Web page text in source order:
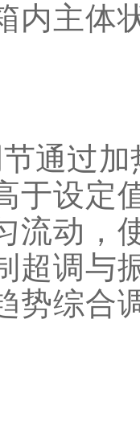
内主体
过加
于设定
流动，
超调与
势综合